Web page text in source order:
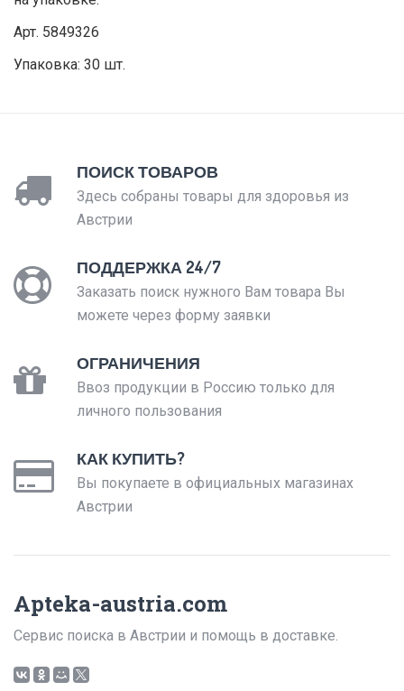
Арт. 5849326
Упаковка: 30 шт.
ПОИСК ТОВАРОВ
Здесь собраны товары для здоровья из
Австрии
ПОДДЕРЖКА 24/7
Заказать поиск нужного Вам товара Вы
можете через форму заявки
ОГРАНИЧЕНИЯ
Ввоз продукции в Россию только для
личного пользования
КАК КУПИТЬ?
Вы покупаете в официальных магазинах
Австрии
Apteka-austria.com
Сервис поиска в Австрии и помощь в доставке.